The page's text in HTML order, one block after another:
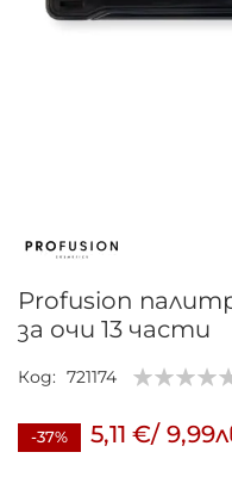
началото
галерия
със
снимки
Profusion
за очи 13 части
Код 721174
-37% 5,11 €/